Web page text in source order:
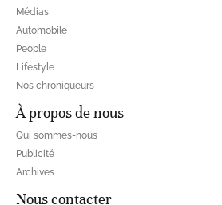
Médias
Automobile
People
Lifestyle
Nos chroniqueurs
À propos de nous
Qui sommes-nous
Publicité
Archives
Nous contacter